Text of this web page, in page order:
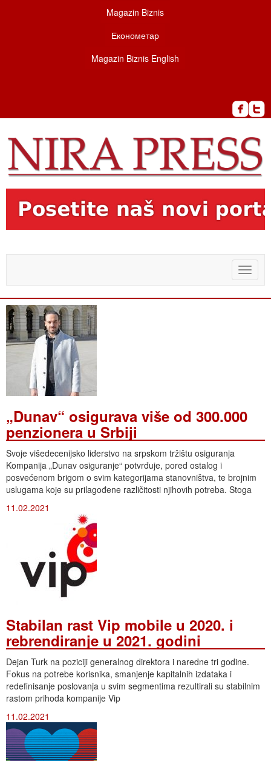
Magazin Biznis
Економетар
Magazin Biznis English
Toggle
„Dunav“ osigurava više od 300.000
penzionera u Srbiji
Svoje višedecenijsko liderstvo na srpskom tržištu osiguranja
Kompanija „Dunav osiguranje“ potvrđuje, pored ostalog i
posvećenom brigom o svim kategorijama stanovništva, te brojnim
uslugama koje su prilagođene različitosti njihovih potreba. Stoga
11.02.2021
Stabilan rast Vip mobile u 2020. i
rebrendiranje u 2021. godini
Dejan Turk na poziciji generalnog direktora i naredne tri godine.
Fokus na potrebe korisnika, smanjenje kapitalnih izdataka i
redefinisanje poslovanja u svim segmentima rezultirali su stabilnim
rastom prihoda kompanije Vip
11.02.2021